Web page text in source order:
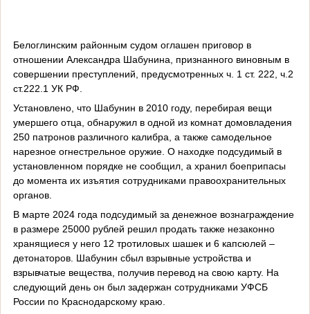
Белоглинским районным судом оглашен приговор в
отношении Александра Шабунина, признанного виновным в
совершении преступлений, предусмотренных ч. 1 ст. 222, ч.2
ст.222.1 УК РФ.
Установлено, что Шабунин в 2010 году, перебирая вещи
умершего отца, обнаружил в одной из комнат домовладения
250 патронов различного калибра, а также самодельное
нарезное огнестрельное оружие. О находке подсудимый в
установленном порядке не сообщил, а хранил боеприпасы
до момента их изъятия сотрудниками правоохранительных
органов.
В марте 2024 года подсудимый за денежное вознаграждение
в размере 25000 рублей решил продать также незаконно
хранящиеся у него 12 тротиловых шашек и 6 капсюлей –
детонаторов. Шабунин сбыл взрывные устройства и
взрывчатые вещества, получив перевод на свою карту. На
следующий день он был задержан сотрудниками УФСБ
России по Краснодарскому краю.